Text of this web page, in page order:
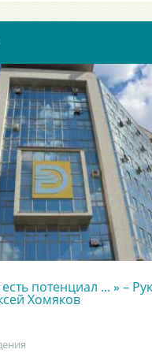
потенциал ... » –
Хомяков